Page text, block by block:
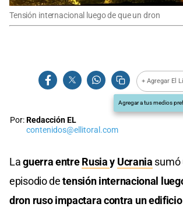
Tensión internacional luego de que un dron
+ Agregar El
Agregar a tus medios
Por:Redacción EL
contenidos@ellitoral.com
Laguerra entreRusiay Ucrania sumó
episodio detensión internacional
dron ruso impactara contra un